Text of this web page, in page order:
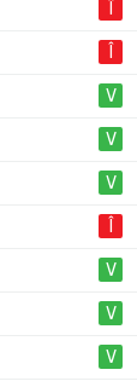
V
V
V
V
V
V